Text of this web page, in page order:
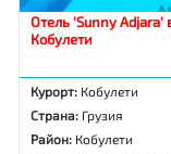
Отель 'Sunny Adjara'
Кобулети
Курорт: Кобулети
Страна: Грузия
Район: Кобулети